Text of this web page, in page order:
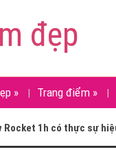
đẹp
» Trang điểm »
Rocket 1h có thực sự